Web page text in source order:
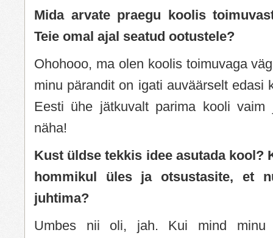
Mida arvate praegu koolis
Teie omal ajal seatud ootustele?
Ohohooo, ma olen koolis toimuvaga
minu pärandit on igati auväärselt edasi
Eesti ühe jätkuvalt parima kooli
näha!
Kust üldse tekkis idee asutada kool?
hommikul üles ja otsustasite, et
juhtima?
Umbes nii oli, jah. Kui mind minu